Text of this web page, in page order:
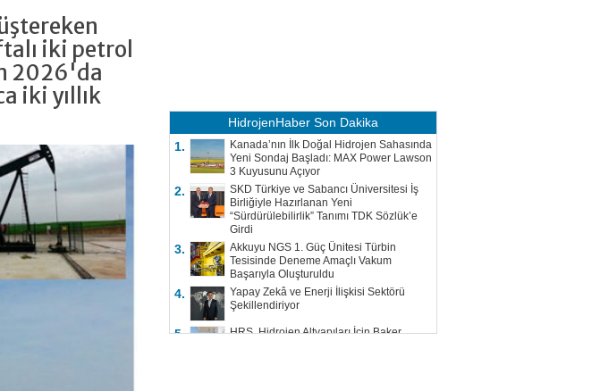
iki petrol
2026'da
iki yıllık
HidrojenHaber Son Dakika
1.
Kanada’nın İlk Doğal Hidrojen Sahasında
Yeni Sondaj Başladı: MAX Power Lawson
3 Kuyusunu Açıyor
2.
SKD Türkiye ve Sabancı Üniversitesi İş
Birliğiyle Hazırlanan Yeni
“Sürdürülebilirlik” Tanımı TDK Sözlük’e
Girdi
3.
Akkuyu NGS 1. Güç Ünitesi Türbin
Tesisinde Deneme Amaçlı Vakum
Başarıyla Oluşturuldu
4.
Yapay Zekâ ve Enerji İlişkisi Sektörü
Şekillendiriyor
5.
HRS, Hidrojen Altyapıları İçin Baker